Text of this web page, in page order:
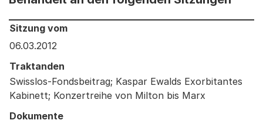
Behandelt an den folgenden Sitzungen: Informationen
Sitzung vom
06.03.2012
Traktanden
Swisslos-Fondsbeitrag; Kaspar Ewalds Exorbitantes
Kabinett; Konzertreihe von Milton bis Marx
Dokumente